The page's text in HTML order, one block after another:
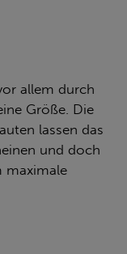
allem durch
Größe. Die
lassen das
und doch
maximale